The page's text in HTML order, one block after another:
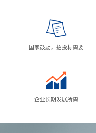
国家鼓励，招投标需要
企业长期发展所需